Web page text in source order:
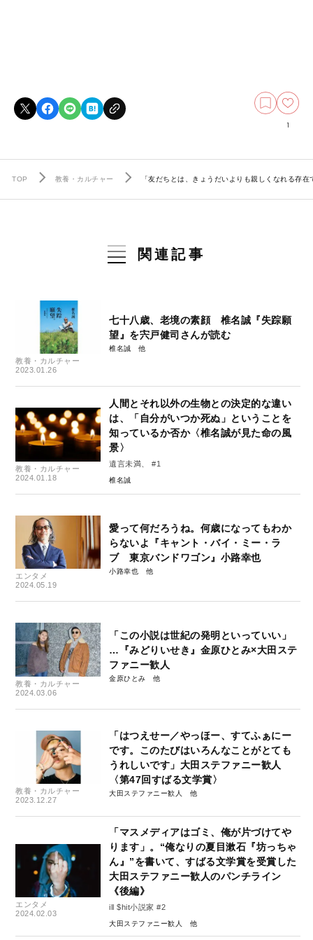
1
TOP 教養・カルチャー 「友だちとは、きょうだいよりも親しくなれる存
関連記事
教養・カルチャー
2023.01.26
七十八歳、老境の素顔 椎名誠『失踪願
望』を宍戸健司さんが読む
椎名誠
教養・カルチャー
2024.01.18
人間とそれ以外の生物との決定的な違い
は、「自分がいつか死ぬ」ということを
知っているか否か〈椎名誠が見た命の風
景〉
遺言未満、 #1
椎名誠
エンタメ
2024.05.19
愛って何だろうね。何歳になってもわか
らないよ『キャント・バイ・ミー・ラ
ブ 東京バンドワゴン』小路幸也
小路幸也
教養・カルチャー
2024.03.06
「この小説は世紀の発明といっていい」
…『みどりいせき』金原ひとみ×大田ステ
ファニー歓人
金原ひとみ
教養・カルチャー
2023.12.27
「はつえせー／やっほー、すてふぁにー
です。このたびはいろんなことがとても
うれしいです」大田ステファニー歓人
〈第47回すばる文学賞〉
大田ステファニー歓人
エンタメ
2024.02.03
「マスメディアはゴミ、俺が片づけてや
ります」。“俺なりの夏目漱石『坊っちゃ
ん』”を書いて、すばる文学賞を受賞した
大田ステファニー歓人のパンチライン
《後編》
ill $hit小説家 #2
大田ステファニー歓人